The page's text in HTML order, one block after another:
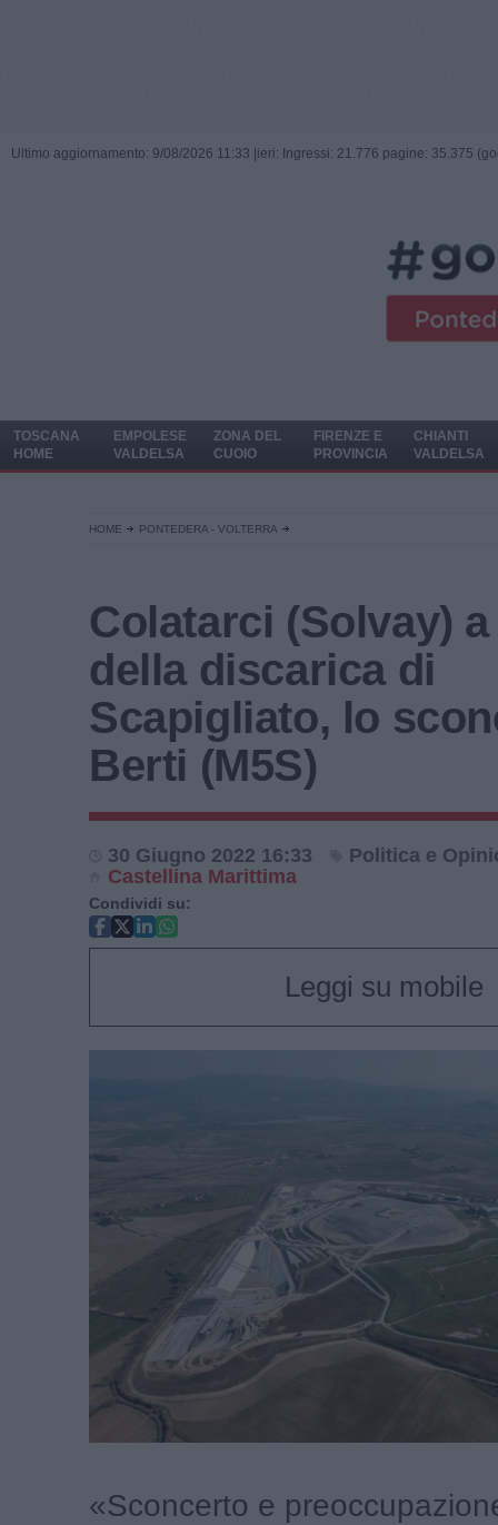
Ultimo aggiornamento: 9/08/2026 11:33 | ieri: Ingressi: 21.776 pagine: 35.375
TOSCANA
HOME
EMPOLESE
VALDELSA
ZONA DEL
CUOIO
FIRENZE E
PROVINCIA
CHIANTI
VALDELSA
HOME PONTEDERA - VOLTERRA
Colatarci (Solvay)
della discarica di
Scapigliato, lo
Berti (M5S)
30 Giugno 2022 16:33
Politica e
Castellina Marittima
Condividi su:
Leggi su mobile
«Sconcerto e